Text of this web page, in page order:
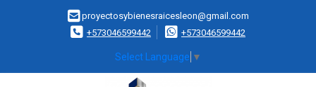
proyectosybienesraicesleon@gmail.com
+573046599442
+573046599442
Select Language ▼